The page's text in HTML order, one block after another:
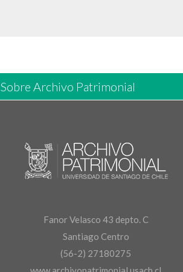
Sobre Archivo Patrimonial
Fanor Velasco 43 depto. C
Santiago Centro
(56-2) 27180275